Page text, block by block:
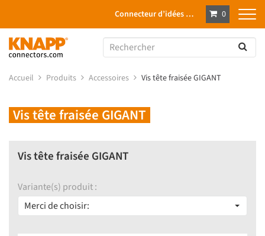
Connecteur d’idées … 0
Accueil Produits Accessoires Vis tête fraisée GIGANT
Vis tête fraisée GIGANT
Vis tête fraisée GIGANT
Variante(s) produit :
Merci de choisir: